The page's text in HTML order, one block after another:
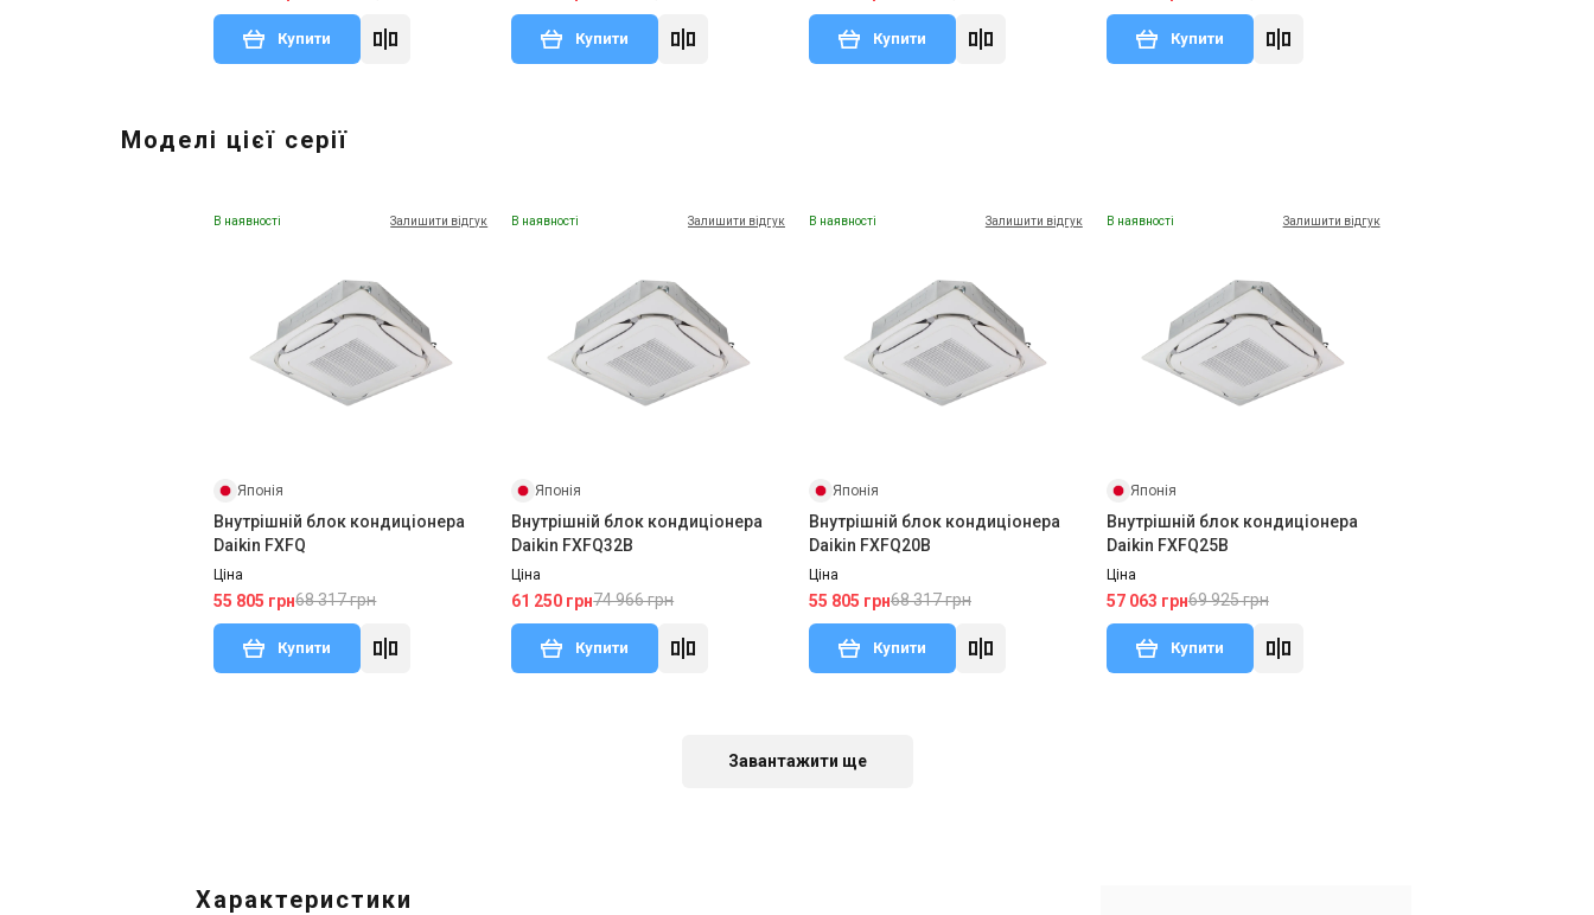
Купити Купити Купити Купити
Моделі цієї серії
В наявності Залишити відгук
Японія
Внутрішній блок кондиціонера
Daikin FXFQ
Ціна
55 805 грн68 317 грн
Купити
В наявності Залишити відгук
Японія
Внутрішній блок кондиціонера
Daikin FXFQ32B
Ціна
61 250 грн74 966 грн
Купити
В наявності Залишити відгук
Японія
Внутрішній блок кондиціонера
Daikin FXFQ20B
Ціна
55 805 грн68 317 грн
Купити
В наявності Залишити відгук
Японія
Внутрішній блок кондиціонера
Daikin FXFQ25B
Ціна
57 063 грн69 925 грн
Купити
Завантажити ще
Характеристики